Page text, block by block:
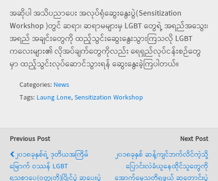
အဆိုပါ အသိပညာပေး အလုပ်ရုံဆွေးနွေးပွဲ(Sensitization
Workshop )တွင် ဆရာ၊ ဆရာမများမှ LGBT တွေရဲ့ အရည်အသွေး၊
အရည် အချင်းတွေကို ထည့်သွင်းဆွေးနွေးသွားကြသလို LGBT
ကလေးများ၏ လိုအပ်ချက်တွေကိုလည်း ရေရှည်လုပ်ငန်းစဉ်တွေ
မှာ ထည့်သွင်းလုပ်ဆောင်သွားရန် ဆွေးနွေးခဲ့ကြပါတယ်။
Categories: News
Tags: Laung Lone,Sensitization Workshop
Previous Post
၂၀၁၈ခုနှစ်ရဲ့ ဒုတိယအကြိမ်
မြောက် ဝဿန် LGBT
ရသစာပေ(ဝတ္ထုတို)ပြိုင်ပွဲ ဆုပေးပွဲ
Next Post
၂၀၁၈ခုနှစ် ဆန့်ကျင်ဘက်လိင်ကဲ့သို့
ပြောင်းလဲခံယူနေထိုင်သူတွေကို
အောက်မေ့သတိရဖွယ် ဆုတောင်းပွဲ